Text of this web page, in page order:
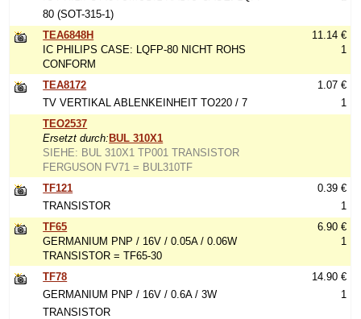
80 (SOT-315-1)
TEA6848H
IC PHILIPS CASE: LQFP-80 NICHT ROHS
CONFORM
11.14 €
1
TEA8172
TV VERTIKAL ABLENKEINHEIT TO220 / 7
1.07 €
1
TEO2537
Ersetzt durch: BUL 310X1
SIEHE: BUL 310X1 TP001 TRANSISTOR
FERGUSON FV71 = BUL310TF
TF121
TRANSISTOR
0.39 €
1
TF65
GERMANIUM PNP / 16V / 0.05A / 0.06W
TRANSISTOR = TF65-30
6.90 €
1
TF78
GERMANIUM PNP / 16V / 0.6A / 3W
TRANSISTOR
14.90 €
1